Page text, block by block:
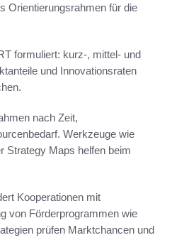
Orientierungsrahmen für die
formuliert: kurz-, mittel- und
und Innovationsraten
nach Zeit,
Werkzeuge wie
Strategy Maps helfen beim
Kooperationen mit
von Förderprogrammen wie
prüfen Marktchancen und